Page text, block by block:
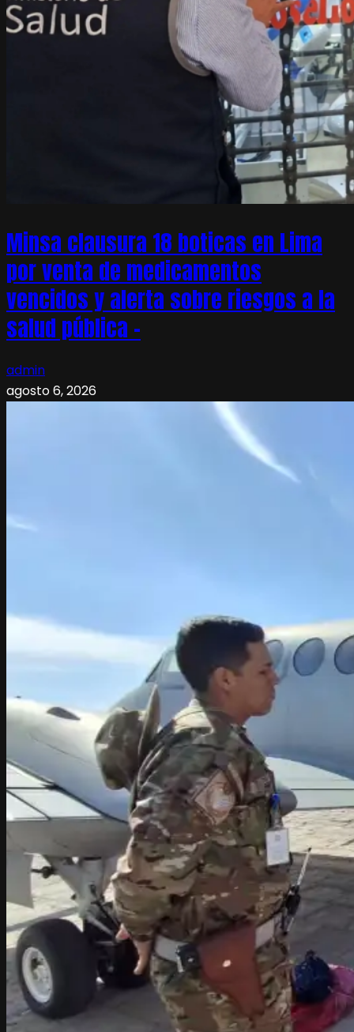
Minsa clausura 18 boticas en Lima
por venta de medicamentos
vencidos y alerta sobre riesgos a la
salud pública –
admin
agosto 6, 2026